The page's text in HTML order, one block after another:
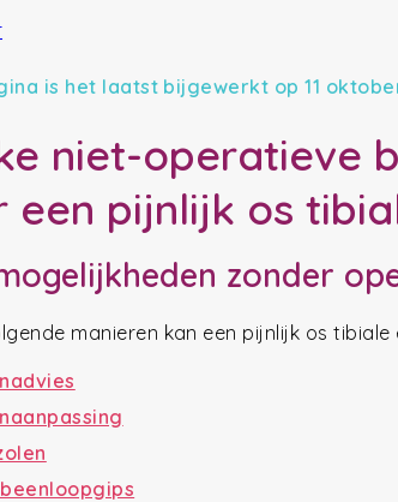
is het laatst bijgewerkt op 11
niet-operatieve
een pijnlijk os
zonder
manieren kan een pijnlijk os